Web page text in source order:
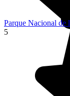
Parque Nacional de
5